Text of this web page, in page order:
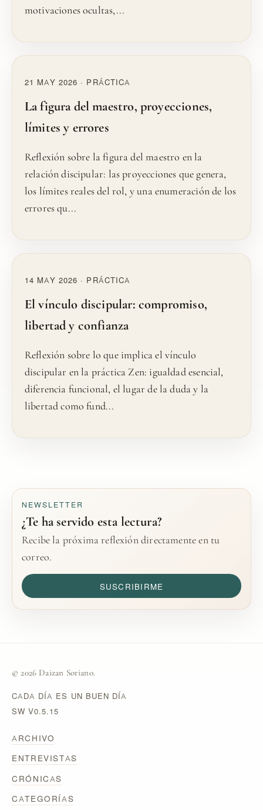
motivaciones ocultas,...
21 MAY 2026 · PRÁCTICA
La figura del maestro, proyecciones,
límites y errores
Reflexión sobre la figura del maestro en la
relación discipular: las proyecciones que genera,
los límites reales del rol, y una enumeración de los
errores qu...
14 MAY 2026 · PRÁCTICA
El vínculo discipular: compromiso,
libertad y confianza
Reflexión sobre lo que implica el vínculo
discipular en la práctica Zen: igualdad esencial,
diferencia funcional, el lugar de la duda y la
libertad como fund...
NEWSLETTER
¿Te ha servido esta lectura?
Recibe la próxima reflexión directamente en tu
correo.
SUSCRIBIRME
© 2026 Daizan Soriano.
CADA DÍA ES UN BUEN DÍA
SW V0.5.15
ARCHIVO
ENTREVISTAS
CRÓNICAS
CATEGORÍAS